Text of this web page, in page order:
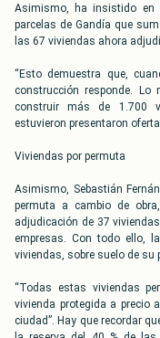
Asimismo, ha insistido en
parcelas de Gandía que
las 67 viviendas ahora
“Esto demuestra que,
construcción responde.
construir más de 1.700
estuvieron presentaron
Viviendas por permuta
Asimismo, Sebastián
permuta a cambio de
adjudicación de 37
empresas. Con todo ello,
viviendas, sobre suelo de su
“Todas estas viviendas
vivienda protegida a precio
ciudad”. Hay que recordar